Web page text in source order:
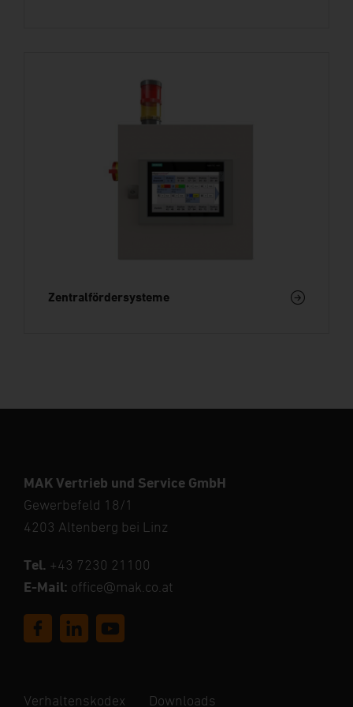
Zentralfördersysteme
MAK Vertrieb und Service GmbH
Gewerbefeld 18/1
4203 Altenberg bei Linz
Tel. +43 7230 21100
E-Mail: office@mak.co.at
Verhaltenskodex Downloads